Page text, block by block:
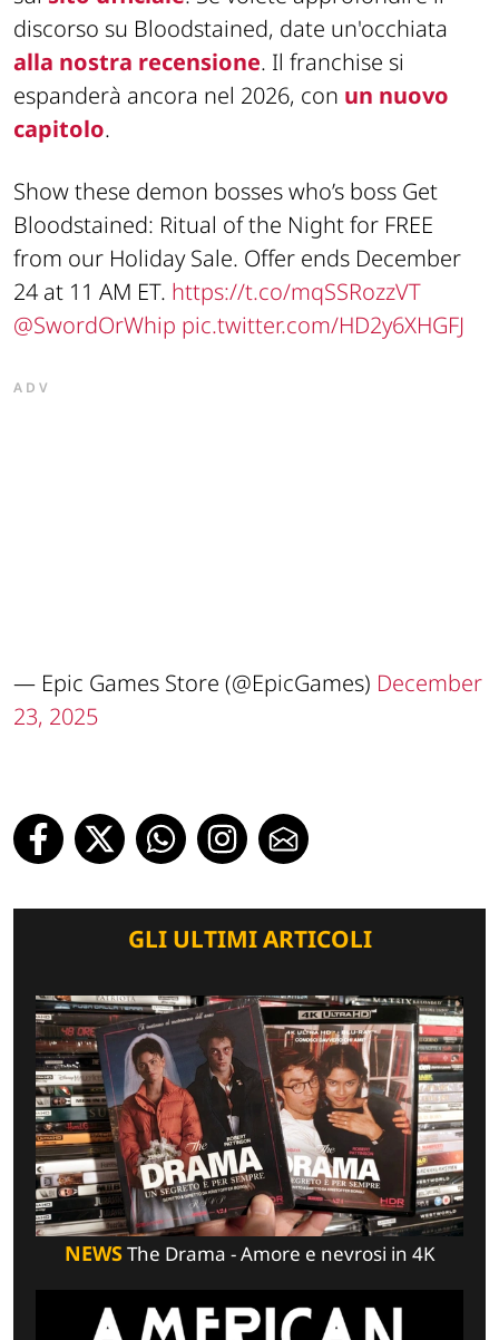
discorso su Bloodstained, date un'occhiata
alla nostra recensione. Il franchise si
espanderà ancora nel 2026, con un nuovo
capitolo.
Show these demon bosses who’s boss Get
Bloodstained: Ritual of the Night for FREE
from our Holiday Sale. Offer ends December
24 at 11 AM ET. https://t.co/mqSSRozzVT
@SwordOrWhip pic.twitter.com/HD2y6XHGFJ
ADV
— Epic Games Store (@EpicGames) December
23, 2025
GLI ULTIMI ARTICOLI
NEWSThe Drama - Amore e nevrosi in 4K